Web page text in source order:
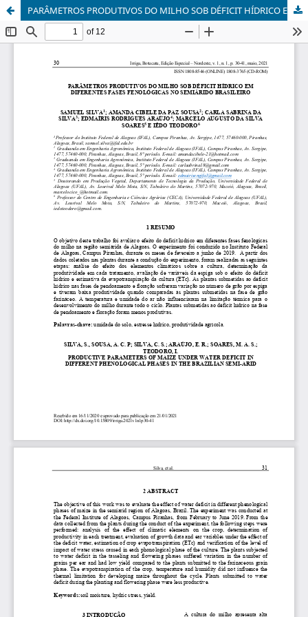
PARÂMETROS PRODUTIVOS DO MILHO SOB DÉFICIT HÍDRICO EM DIFERENTES FASES FENOLÓGICAS NO SEMIÁRIDO BRASILEIRO